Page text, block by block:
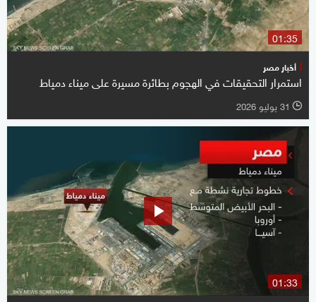
01:35
أخبار مصر
استمرار التحقيقات في الهجوم بطائرة مسيرة على ميناء دمياط
l 31 يوليو 2026
01:33